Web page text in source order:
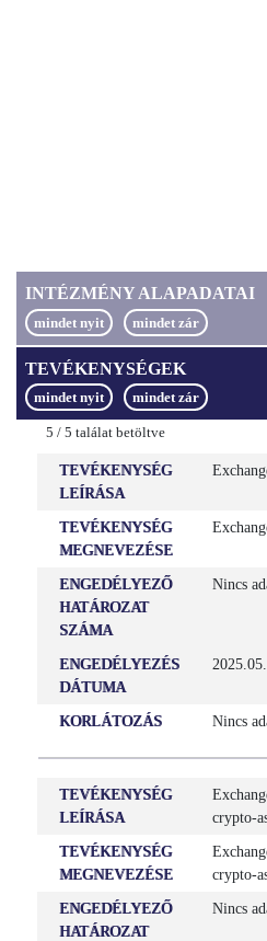
INTÉZMÉNY ALAPADATAI
NÉV
Bybit EU GmbH
RÖVID NÉV
Nincs adat
ELŐZŐ NÉV
SZÉKHELY CÍM
1220 Vienna, Donau-City-Straße 7
INTÉZMÉNY TÍPUS
Határon átnyúló kriptoeszköz
K8809687
CÉGBÍRÓSÁGI/BÍRÓSÁGI
HONLAP CÍME
https://www.bybit.eu
TEVÉKENYSÉGEK
5 / 5 találat betöltve
TEVÉKENYSÉG
LEÍRÁSA
TEVÉKENYSÉG
MEGNEVEZÉSE
ENGEDÉLYEZŐ
HATÁROZAT
SZÁMA
Nincs
ENGEDÉLYEZÉS
DÁTUMA
KORLÁTOZÁS Nincs
TEVÉKENYSÉG
LEÍRÁSA
crypto-
TEVÉKENYSÉG
MEGNEVEZÉSE
crypto-
ENGEDÉLYEZŐ
HATÁROZAT
Nincs